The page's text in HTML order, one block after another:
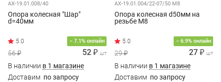
AX-19.01.008/40
Опора колесная "Шар"
d=40мм
− 7.1% онлайн
56 ₽ 52 ₽ шт
В наличии в 1 магазине
Доставим по запросу
AX-19.01.004/22-07/50 M8
Опора колесная d50мм на
резьбе M8
− 6.9% онлайн
29 ₽ 27 ₽ шт
В наличии в 1 магазине
Доставим по запросу